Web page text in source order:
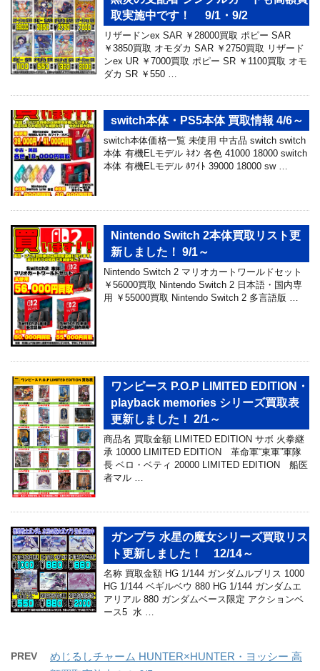
取実施中です！ 9/1・9/2
リザードンex SAR ￥28000買取 ポピー SAR
￥3850買取 オモダカ SAR ￥2750買取 リザード
ンex UR ￥7000買取 ポピー SR ￥1100買取 オモ
ダカ SR ￥550 …
switch本体・PS5本体 買取情報 4/6～
switch本体価格一覧 未使用 中古品 switch switch
本体 有機ELモデル ﾈｵﾝ 各色 41000 18000 switch
本体 有機ELモデル ﾎﾜｲﾄ 39000 18000 sw …
Nintendo Switch 2本体買取リスト更
新しました！ 9/1～
Nintendo Switch 2 マリオカートワールドセット
￥56000買取 Nintendo Switch 2 日本語・国内専
用 ￥55000買取 Nintendo Switch 2 多言語版 …
ワンピース P.O.P LIMITED EDITION・
playback memories シリーズ買取表
更新しました！ 2/1～
商品名 買取金額 LIMITED EDITION サボ 火拳継
承 10000 LIMITED EDITION 革命軍“東軍”軍隊
長 ベロ・ベティ 20000 LIMITED EDITION 船医
者マル …
ガンプラ 水星の魔女シリーズ買取リス
ト更新しました！ 12/14～
名称 買取金額 HG 1/144 ガンダムルブリス 1000
HG 1/144 ベギルベウ 880 HG 1/144 ガンダムエ
アリアル 880 ガンダムベース限定 アクションベ
ース5 水 …
PREV
めじるしチャーム HUNTER×HUNTER・ヨッシー 高